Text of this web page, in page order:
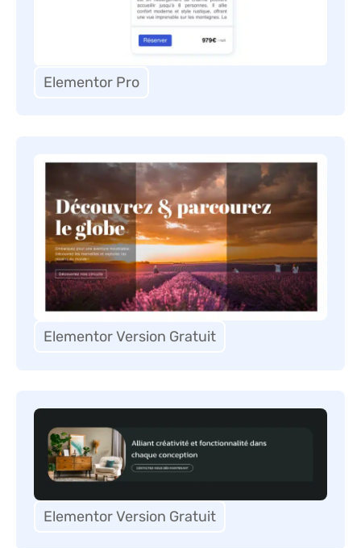
Elementor Pro
Elementor Version Gratuit
Elementor Version Gratuit